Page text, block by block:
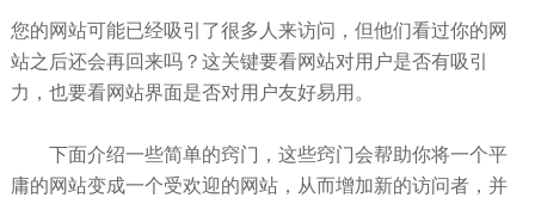
您的网站可能已经吸引了很多人来访问，但他们看过你的网
站之后还会再回来吗？这关键要看网站对用户是否有吸引
力，也要看网站界面是否对用户友好易用。
下面介绍一些简单的窍门，这些窍门会帮助你将一个平
庸的网站变成一个受欢迎的网站，从而增加新的访问者，并